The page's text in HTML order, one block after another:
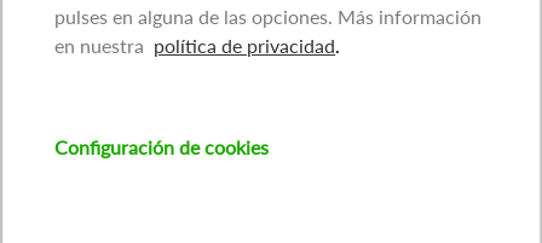
pulses en alguna de las opciones. Más información
en nuestra política de privacidad
Configuración de cookies